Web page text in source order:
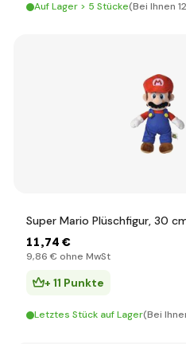
Auf Lager > 5 Stücke(Bei Ihnen
Super Mario Plüschfigur, 30
11,74 €
9,86 € ohne MwSt
+ 11 Punkte
Letztes Stück auf Lager(Bei